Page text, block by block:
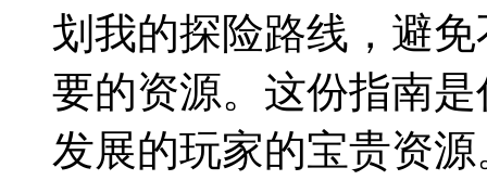
划我的探险路线，避
要的资源。这份指南
发展的玩家的宝贵资源